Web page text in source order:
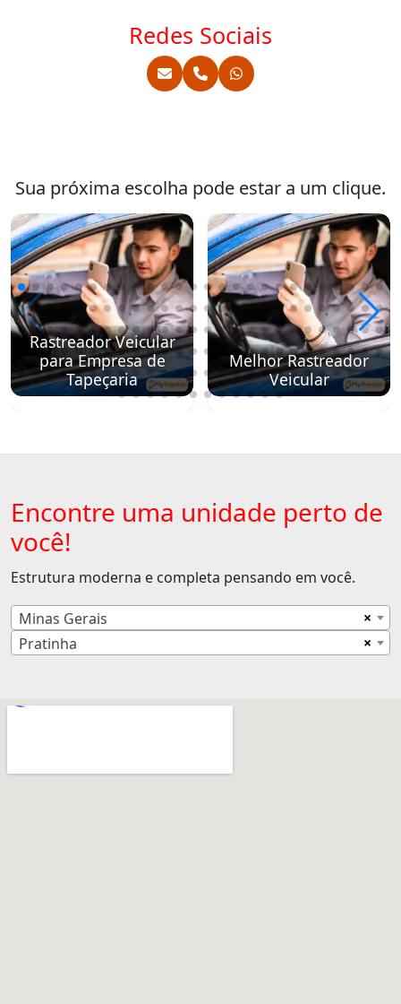
Redes Sociais
Sua próxima escolha pode estar a um clique.
Rastreador Veicular
para Empresa de
Tapeçaria
Melhor Rastreador
Veicular
Encontre uma unidade perto de
você!
Estrutura moderna e completa pensando em você.
×
Minas Gerais
×
Pratinha